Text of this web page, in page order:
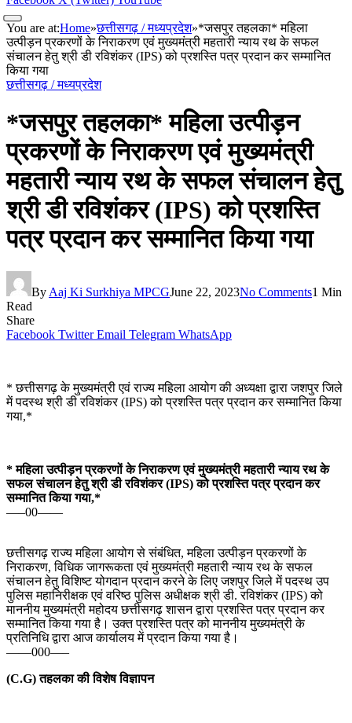
You are at:Home»छत्तीसगढ़ / मध्यप्रदेश»*जसपुर तहलका* महिला
उत्पीड़न प्रकरणों के निराकरण एवं मुख्यमंत्री महतारी न्याय रथ के सफल
संचालन हेतु श्री डी रविशंकर (IPS) को प्रशस्ति पत्र प्रदान कर सम्मानित
किया गया
छत्तीसगढ़ / मध्यप्रदेश
*जसपुर तहलका* महिला उत्पीड़न
प्रकरणों के निराकरण एवं मुख्यमंत्री
महतारी न्याय रथ के सफल संचालन हेतु
श्री डी रविशंकर (IPS) को प्रशस्ति
पत्र प्रदान कर सम्मानित किया गया
By Aaj Ki Surkhiya MPCGJune 22, 2023No Comments1 Min
Read
Share
Facebook Twitter Email Telegram WhatsApp
* छत्तीसगढ़ के मुख्यमंत्री एवं राज्य महिला आयोग की अध्यक्षा द्वारा जशपुर जिले
में पदस्थ श्री डी रविशंकर (IPS) को प्रशस्ति पत्र प्रदान कर सम्मानित किया
गया,*
* महिला उत्पीड़न प्रकरणों के निराकरण एवं मुख्यमंत्री महतारी न्याय रथ के
सफल संचालन हेतु श्री डी रविशंकर (IPS) को प्रशस्ति पत्र प्रदान कर
सम्मानित किया गया,*
—–00——
छत्तीसगढ़ राज्य महिला आयोग से संबंधित, महिला उत्पीड़न प्रकरणों के
निराकरण, विधिक जागरूकता एवं मुख्यमंत्री महतारी न्याय रथ के सफल
संचालन हेतु विशिष्ट योगदान प्रदान करने के लिए जशपुर जिले में पदस्थ उप
पुलिस महानिरीक्षक एवं वरिष्ठ पुलिस अधीक्षक श्री डी. रविशंकर (IPS) को
माननीय मुख्यमंत्री महोदय छत्तीसगढ़ शासन द्वारा प्रशस्ति पत्र प्रदान कर
सम्मानित किया गया है। उक्त प्रशस्ति पत्र को माननीय मुख्यमंत्री के
प्रतिनिधि द्वारा आज कार्यालय में प्रदान किया गया है।
——000—–
(C.G) तहलका की विशेष विज्ञापन